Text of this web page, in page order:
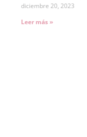
diciembre 20, 2023
Leer más »